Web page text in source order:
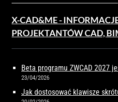
X-CAD&ME -
PROJEKTANTÓW CAD,
Beta programu ZWCAD 2027
23/04/2026
Jak dostosować klawisze